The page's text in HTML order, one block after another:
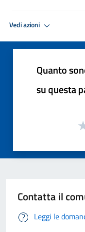
Vedi azioni
Quanto
su questa
Contatta il
Leggi le